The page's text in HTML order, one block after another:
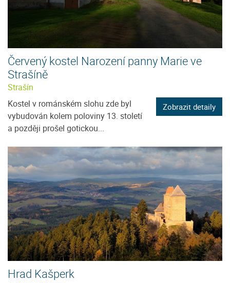
Červený kostel Narození panny Marie ve
Strašíně
Strašín
Kostel v románském slohu zde byl
vybudován kolem poloviny 13. století
a později prošel gotickou...
Zobrazit detaily
Hrad Kašperk